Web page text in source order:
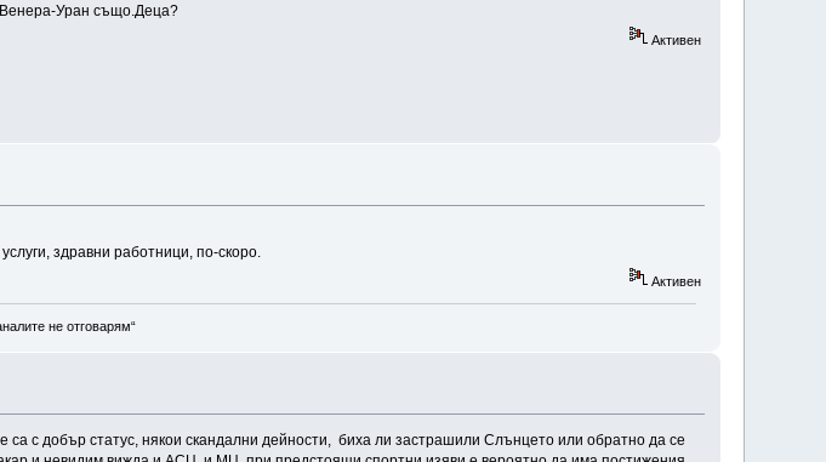
Уран също.Деца?
Активен
здравни работници, по-скоро.
Активен
не отговарям“
с добър статус, някои скандални дейности, биха ли застрашили Слънцето или обратно да се